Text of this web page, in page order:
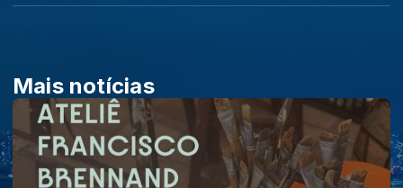
Mais notícias